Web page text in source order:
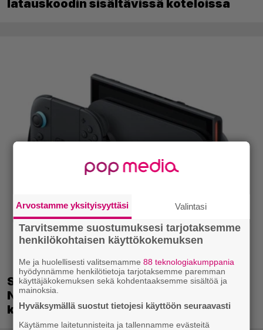
Yhdysvalloissa pelejä myydään
Switch 2 jatkaa voittokulkuaan
Nintendon nopeimmin myytynä
Arvostamme yksityisyyttäsi Valintasi
Tarvitsemme suostumuksesi tarjotaksemme
henkilökohtaisen käyttökokemuksen
Me ja huolellisesti valitsemamme88 teknologiakumppania
hyödynnämme henkilötietoja tarjotaksemme paremman
käyttäjäkokemuksen sekä kohdentaaksemme sisältöä ja
mainoksia.
Hyväksymällä suostut tietojesi käyttöön seuraavasti
Käytämme laitetunnisteita ja tallennamme evästeitä